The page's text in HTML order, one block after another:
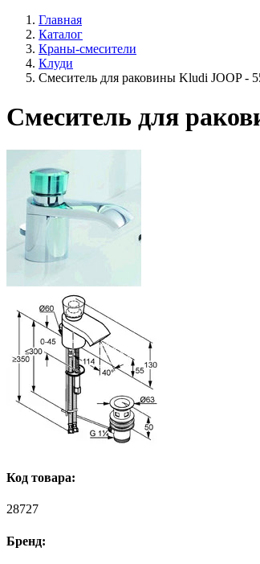
Главная
Каталог
Краны-смесители
Клуди
Смеситель для раковины Kludi JOOP -
Смеситель для
Код товара:
28727
Бренд: